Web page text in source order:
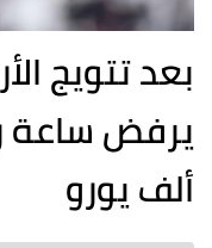
بعد تتويج
ألف يورو